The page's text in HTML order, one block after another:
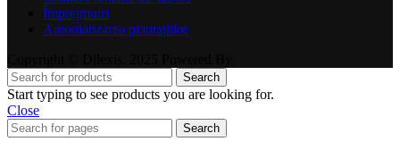
Împrejmuiri
Automatizarea plantațiilor
Search
Start typing to see products you are looking for.
Close
Search